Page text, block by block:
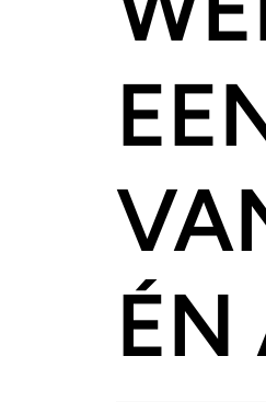
ÉN